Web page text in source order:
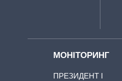
МОНІТОРИНГ
ПРЕЗИДЕНТ І